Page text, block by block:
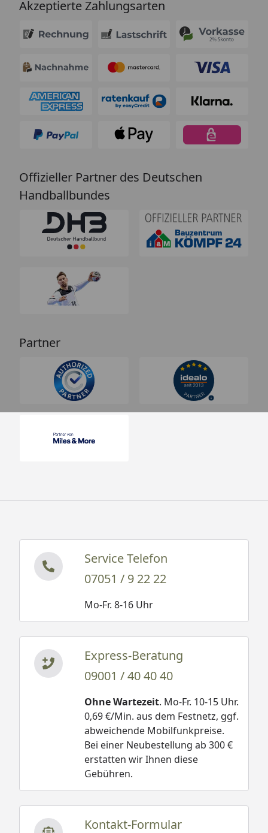
Akzeptierte Zahlungsarten
Offizieller Partner des Deutschen
Handballbundes
Partner
Service Telefon
07051 / 9 22 22
Mo-Fr. 8-16 Uhr
Express-Beratung
09001 / 40 40 40
Ohne Wartezeit. Mo-Fr. 10-15 Uhr.
0,69 €/Min. aus dem Festnetz, ggf.
abweichende Mobilfunkpreise.
Bei einer Neubestellung ab 300 €
erstatten wir Ihnen diese
Gebühren.
Kontakt-Formular